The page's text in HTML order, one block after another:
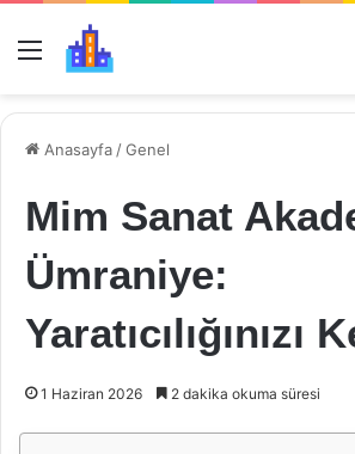
Menü
Anasayfa /Genel
Mim Sanat
Ümraniye:
Yaratıcılığınızı
1 Haziran 2026 2 dakika okuma süresi